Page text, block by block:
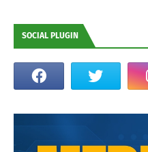
SOCIAL PLUGIN